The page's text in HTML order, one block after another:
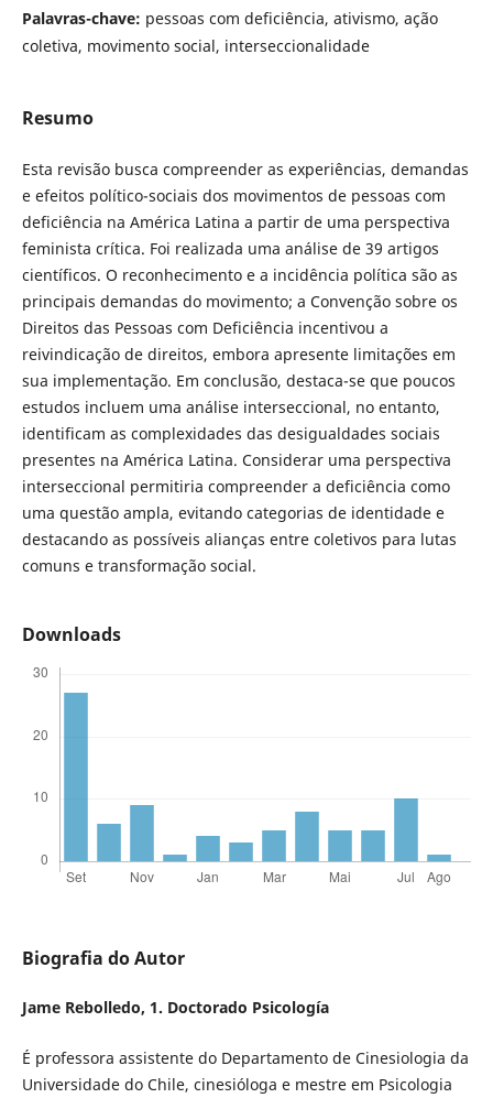
Palavras-chave: pessoas com deficiência, ativismo, ação
coletiva, movimento social, interseccionalidade
Resumo
Esta revisão busca compreender as experiências, demandas
e efeitos político-sociais dos movimentos de pessoas com
deficiência na América Latina a partir de uma perspectiva
feminista crítica. Foi realizada uma análise de 39 artigos
científicos. O reconhecimento e a incidência política são as
principais demandas do movimento; a Convenção sobre os
Direitos das Pessoas com Deficiência incentivou a
reivindicação de direitos, embora apresente limitações em
sua implementação. Em conclusão, destaca-se que poucos
estudos incluem uma análise interseccional, no entanto,
identificam as complexidades das desigualdades sociais
presentes na América Latina. Considerar uma perspectiva
interseccional permitiria compreender a deficiência como
uma questão ampla, evitando categorias de identidade e
destacando as possíveis alianças entre coletivos para lutas
comuns e transformação social.
Downloads
Biografia do Autor
Jame Rebolledo, 1. Doctorado Psicología
É professora assistente do Departamento de Cinesiologia da
Universidade do Chile, cinesióloga e mestre em Psicologia